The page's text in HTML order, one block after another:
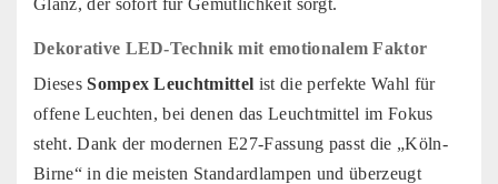
Dekorative LED-Technik mit emotionalem Faktor
DiesesSompex Leuchtmittel ist die perfekte Wahl für
offene Leuchten, bei denen das Leuchtmittel im Fokus
steht. Dank der modernen E27-Fassung passt die „Köln-
Birne“ in die meisten Standardlampen und überzeugt